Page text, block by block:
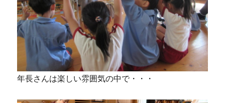
年長さんは楽しい雰囲気の中で・・・